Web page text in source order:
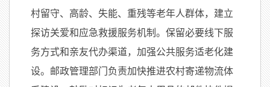
村留守、高龄、失能、重残等老年人群体，建立
探访关爱和应急救援服务机制。保留必要线下服
务方式和亲友代办渠道，加强公共服务适老化建
设。邮政管理部门负责加快推进农村寄递物流体